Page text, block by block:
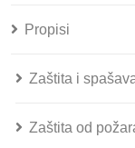
Propisi
Zaštita i
Zaštita od